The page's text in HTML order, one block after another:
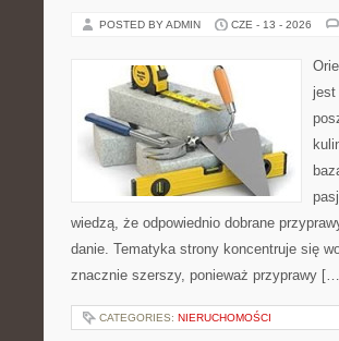
POSTED BY ADMIN CZE - 13 - 2026
wiedzą, że odpowiednio dobrane
danie. Tematyka strony koncentruje się
znacznie szerszy, ponieważ przyprawy
CATEGORIES: NIERUCHOMOŚCI